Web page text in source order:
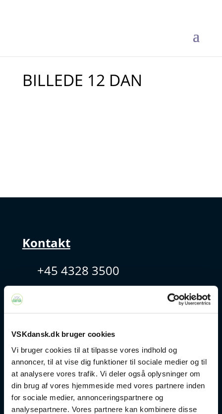
VSKdansk.dk bruger cookies
Vi bruger cookies til at tilpasse vores indhold og
annoncer, til at vise dig funktioner til sociale medier og til
at analysere vores trafik. Vi deler også oplysninger om
din brug af vores hjemmeside med vores partnere inden
for sociale medier, annonceringspartnere og
analysepartnere. Vores partnere kan kombinere disse
BILLEDE 12 DAN
Kontakt
+45 4328 3500
sprogcenter@brondby.dk
VSK Corporate
Danskuddannelse
FVU
Særlige kurser